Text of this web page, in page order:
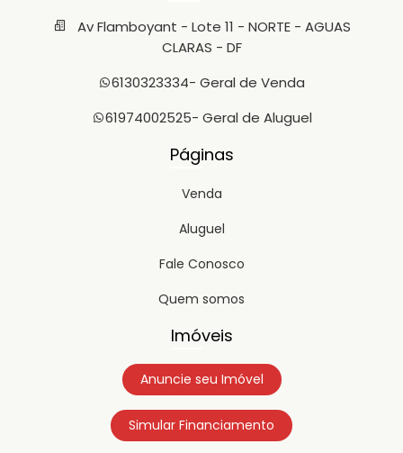
Av Flamboyant - Lote 11 - NORTE - AGUAS
CLARAS - DF
6130323334- Geral de Venda
61974002525- Geral de Aluguel
Páginas
Venda
Aluguel
Fale Conosco
Quem somos
Imóveis
Anuncie seu Imóvel
Simular Financiamento